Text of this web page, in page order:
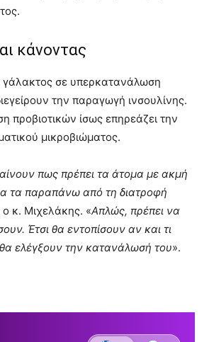
κάνοντας
γάλακτος σε υπερκατανάλωση
την παραγωγή ινσουλίνης.
ίσως επηρεάζει την
μικροβιώματος.
πως πρέπει τα άτομα με ακμή
τα παραπάνω από τη διατροφή
ο κ. Μιχελάκης. «Απλώς, πρέπει να
Έτσι θα εντοπίσουν αν και τι
θα ελέγξουν την κατανάλωσή του».